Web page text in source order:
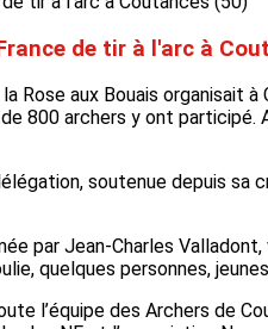
de tir à l'arc à
Rose aux Bouais organisait
800 archers y ont
soutenue depuis sa
par Jean-Charles
quelques personnes,
l’équipe des Archers de